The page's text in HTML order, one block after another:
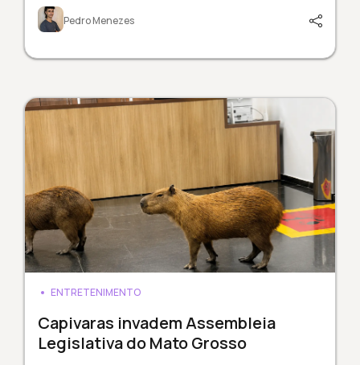
Pedro Menezes
ENTRETENIMENTO
Capivaras invadem Assembleia
Legislativa do Mato Grosso